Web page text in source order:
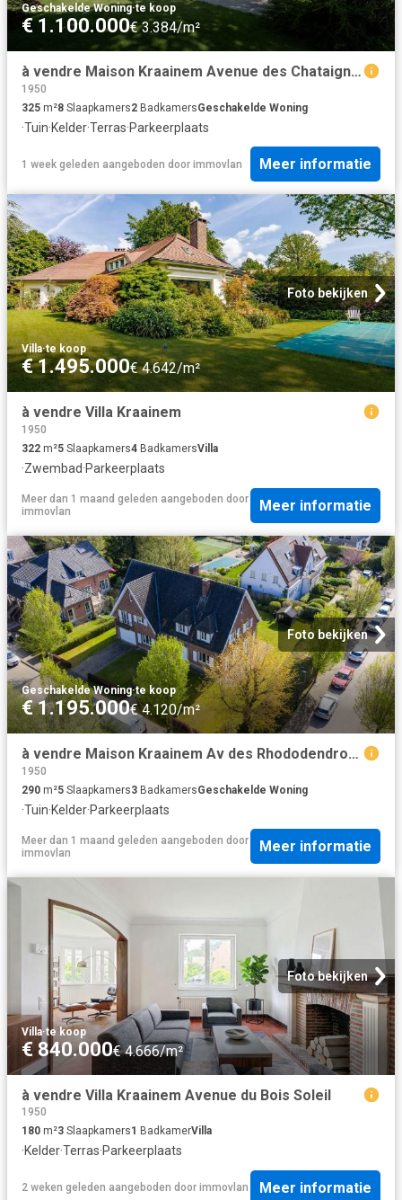
Geschakelde Woning·te koop
€ 1.100.000€ 3.384/m²
à vendre Maison Kraainem Avenue des Chataignes
1950
325 m²8 Slaapkamers2 BadkamersGeschakelde Woning
·Tuin·Kelder·Terras·Parkeerplaats
1 week geleden aangeboden door immovlan Meer informatie
Foto bekijken
Villa·te koop
€ 1.495.000€ 4.642/m²
à vendre Villa Kraainem
1950
322 m²5 Slaapkamers4 BadkamersVilla
·Zwembad·Parkeerplaats
Meer dan 1 maand geleden aangeboden door
immovlan
Meer informatie
Foto bekijken
Geschakelde Woning·te koop
€ 1.195.000€ 4.120/m²
à vendre Maison Kraainem Av des Rhododendrons
1950
290 m²5 Slaapkamers3 BadkamersGeschakelde Woning
·Tuin·Kelder·Parkeerplaats
Meer dan 1 maand geleden aangeboden door
immovlan
Meer informatie
Foto bekijken
Villa·te koop
€ 840.000€ 4.666/m²
à vendre Villa Kraainem Avenue du Bois Soleil
1950
180 m²3 Slaapkamers1 BadkamerVilla
·Kelder·Terras·Parkeerplaats
2 weken geleden aangeboden door immovlan Meer informatie